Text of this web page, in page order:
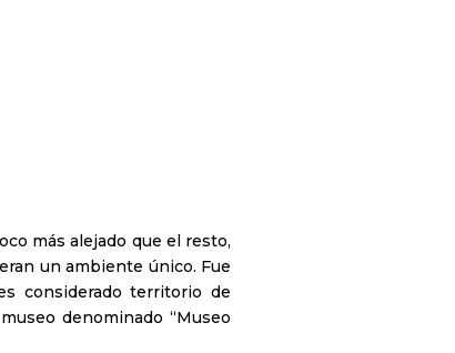
más alejado que el resto,
un ambiente único. Fue
considerado territorio de
denominado “Museo